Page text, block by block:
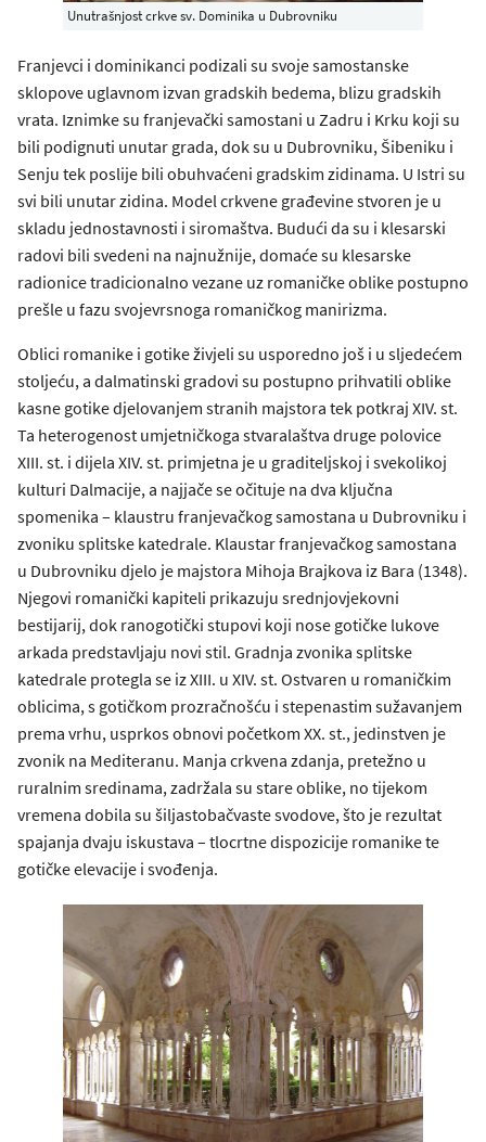
Unutrašnjost crkve sv. Dominika u Dubrovniku
Franjevci i dominikanci podizali su svoje samostanske
sklopove uglavnom izvan gradskih bedema, blizu gradskih
vrata. Iznimke su franjevački samostani u Zadru i Krku koji su
bili podignuti unutar grada, dok su u Dubrovniku, Šibeniku i
Senju tek poslije bili obuhvaćeni gradskim zidinama. U Istri su
svi bili unutar zidina. Model crkvene građevine stvoren je u
skladu jednostavnosti i siromaštva. Budući da su i klesarski
radovi bili svedeni na najnužnije, domaće su klesarske
radionice tradicionalno vezane uz romaničke oblike postupno
prešle u fazu svojevrsnoga romaničkog manirizma.
Oblici romanike i gotike živjeli su usporedno još i u sljedećem
stoljeću, a dalmatinski gradovi su postupno prihvatili oblike
kasne gotike djelovanjem stranih majstora tek potkraj XIV. st.
Ta heterogenost umjetničkoga stvaralaštva druge polovice
XIII. st. i dijela XIV. st. primjetna je u graditeljskoj i svekolikoj
kulturi Dalmacije, a najjače se očituje na dva ključna
spomenika – klaustru franjevačkog samostana u Dubrovniku i
zvoniku splitske katedrale. Klaustar franjevačkog samostana
u Dubrovniku djelo je majstora Mihoja Brajkova iz Bara (1348).
Njegovi romanički kapiteli prikazuju srednjovjekovni
bestijarij, dok ranogotički stupovi koji nose gotičke lukove
arkada predstavljaju novi stil. Gradnja zvonika splitske
katedrale protegla se iz XIII. u XIV. st. Ostvaren u romaničkim
oblicima, s gotičkom prozračnošću i stepenastim sužavanjem
prema vrhu, usprkos obnovi početkom XX. st., jedinstven je
zvonik na Mediteranu. Manja crkvena zdanja, pretežno u
ruralnim sredinama, zadržala su stare oblike, no tijekom
vremena dobila su šiljastobačvaste svodove, što je rezultat
spajanja dvaju iskustava – tlocrtne dispozicije romanike te
gotičke elevacije i svođenja.